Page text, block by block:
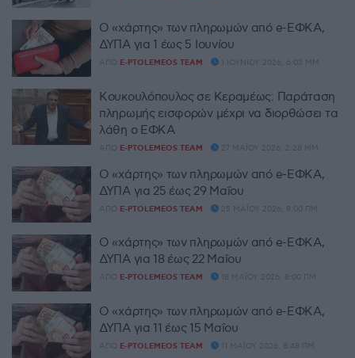
Ο «χάρτης» των πληρωμών από e-ΕΦΚΑ,
ΔΥΠΑ για 1 έως 5 Iουνίου
ΑΠΌ E-PTOLEMEOS TEAM 1 ΙΟΥΝΊΟΥ 2026, 6:03 ΜΜ
Κουκουλόπουλος σε Κεραμέως: Παράταση
πληρωμής εισφορών μέχρι να διορθώσει τα
λάθη ο ΕΦΚΑ
ΑΠΌ E-PTOLEMEOS TEAM 27 ΜΑΪ́ΟΥ 2026, 2:28 ΜΜ
Ο «χάρτης» των πληρωμών από e-ΕΦΚΑ,
ΔΥΠΑ για 25 έως 29 Μαΐου
ΑΠΌ E-PTOLEMEOS TEAM 25 ΜΑΪ́ΟΥ 2026, 8:00 ΠΜ
Ο «χάρτης» των πληρωμών από e-ΕΦΚΑ,
ΔΥΠΑ για 18 έως 22 Μαΐου
ΑΠΌ E-PTOLEMEOS TEAM 18 ΜΑΪ́ΟΥ 2026, 8:00 ΠΜ
Ο «χάρτης» των πληρωμών από e-ΕΦΚΑ,
ΔΥΠΑ για 11 έως 15 Μαΐου
ΑΠΌ E-PTOLEMEOS TEAM 11 ΜΑΪ́ΟΥ 2026, 8:48 ΠΜ